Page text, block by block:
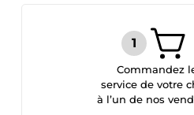
Commandez
service de votre
à l’un de nos